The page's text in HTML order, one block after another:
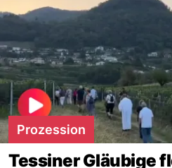
Prozession
Tessiner Gläubige